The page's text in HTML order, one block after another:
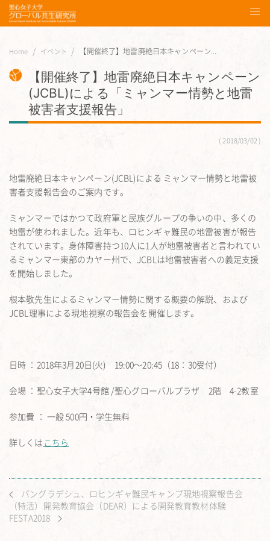
Home イベント 【開催終了】地雷廃絶日本キャンペーン...
【開催終了】地雷廃絶日本キャンペーン
(JCBL)による「ミャンマー情勢と地雷
被害者支援報告」
2018/03/02
地雷廃絶日本キャンペーン(JCBL)による ミャンマー情勢と地雷被
害者支援報告会のご案内です。
ミャンマーではかつて政府軍と民族グループの争いの中、多くの
地雷が使われました。近年も、ロヒンギャ難民の地雷被害が報告
されています。身体障害持つ10人に1人が地雷被害者と言われてい
るミャンマー東部のカヤー州で、JCBLは地雷被害者への義足支援
を開始しました。
根本敬先生によるミャンマー情勢に関する概要の解説、および
JCBL理事による現地視察の報告会を開催します。
日時 ：2018年3月20日(火) 19:00〜20:45（18：30受付）
会場 ：聖心女子大学4号館 /聖心グローバルプラザ 2階 4-2教室
参加費 ： 一般 500円・学生無料
詳しくは こちら
バングラデシュ、ロヒンギャ難民キャンプ現地視察報告会
（特活）開発教育協会（DEAR）による開発教育教材体験
FESTA2018